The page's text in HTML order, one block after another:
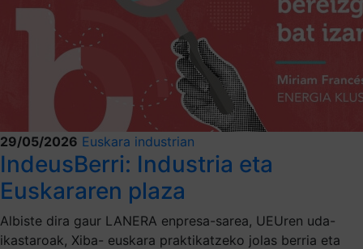
29/05/2026 Euskara industrian
IndeusBerri: Industria eta
Euskararen plaza
Albiste dira gaur LANERA enpresa-sarea, UEUren uda-
ikastaroak, Xiba- euskara praktikatzeko jolas berria eta